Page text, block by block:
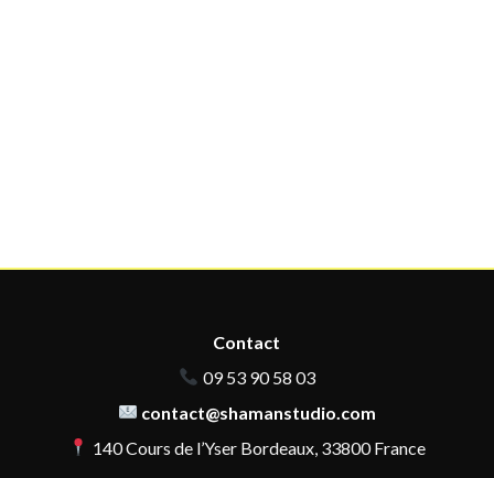
Contact
09 53 90 58 03
contact@shamanstudio.com
140 Cours de l’Yser Bordeaux, 33800 France